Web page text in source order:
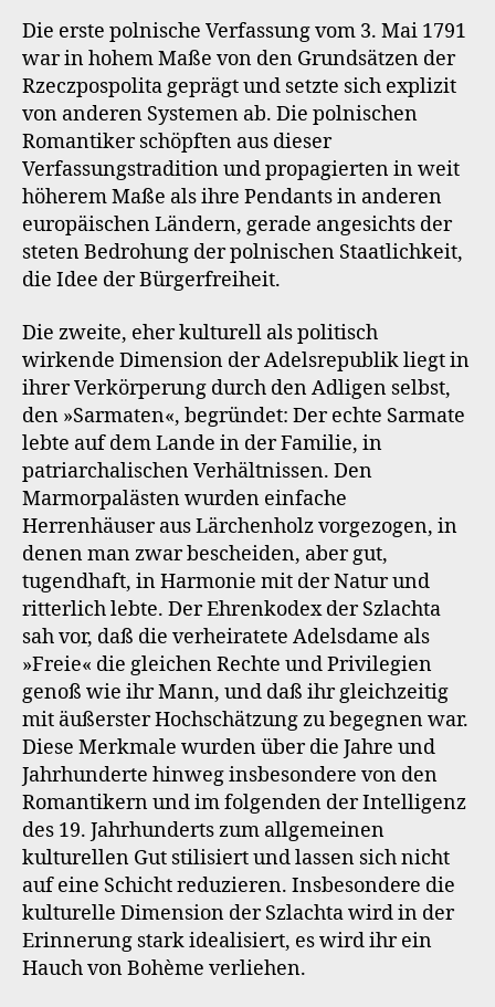
Die erste polnische Verfassung vom 3. Mai 1791
war in hohem Maße von den Grundsätzen der
Rzeczpospolita geprägt und setzte sich explizit
von anderen Systemen ab. Die polnischen
Romantiker schöpften aus dieser
Verfassungstradition und propagierten in weit
höherem Maße als ihre Pendants in anderen
europäischen Ländern, gerade angesichts der
steten Bedrohung der polnischen Staatlichkeit,
die Idee der Bürgerfreiheit.
Die zweite, eher kulturell als politisch
wirkende Dimension der Adelsrepublik liegt in
ihrer Verkörperung durch den Adligen selbst,
den »Sarmaten«, begründet: Der echte Sarmate
lebte auf dem Lande in der Familie, in
patriarchalischen Verhältnissen. Den
Marmorpalästen wurden einfache
Herrenhäuser aus Lärchenholz vorgezogen, in
denen man zwar bescheiden, aber gut,
tugendhaft, in Harmonie mit der Natur und
ritterlich lebte. Der Ehrenkodex der Szlachta
sah vor, daß die verheiratete Adelsdame als
»Freie« die gleichen Rechte und Privilegien
genoß wie ihr Mann, und daß ihr gleichzeitig
mit äußerster Hochschätzung zu begegnen war.
Diese Merkmale wurden über die Jahre und
Jahrhunderte hinweg insbesondere von den
Romantikern und im folgenden der Intelligenz
des 19. Jahrhunderts zum allgemeinen
kulturellen Gut stilisiert und lassen sich nicht
auf eine Schicht reduzieren. Insbesondere die
kulturelle Dimension der Szlachta wird in der
Erinnerung stark idealisiert, es wird ihr ein
Hauch von Bohème verliehen.